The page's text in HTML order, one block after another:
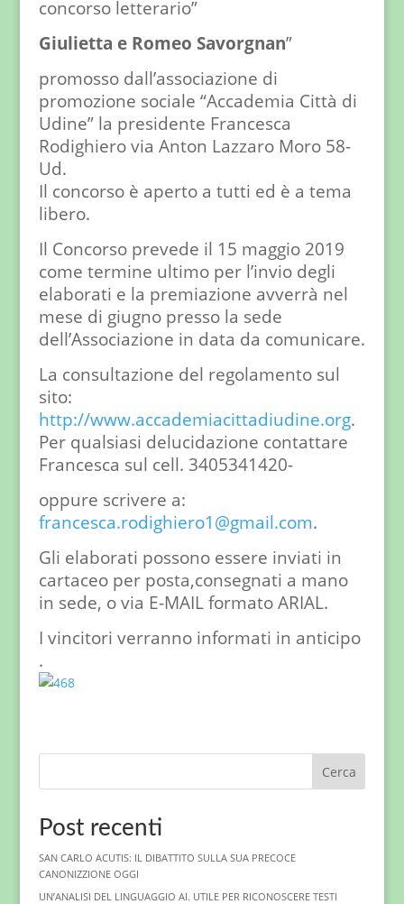
concorso letterario”
Giulietta e Romeo Savorgnan”
promosso dall’associazione di
promozione sociale “Accademia Città di
Udine” la presidente Francesca
Rodighiero via Anton Lazzaro Moro 58-
Ud.
Il concorso è aperto a tutti ed è a tema
libero.
Il Concorso prevede il 15 maggio 2019
come termine ultimo per l’invio degli
elaborati e la premiazione avverrà nel
mese di giugno presso la sede
dell’Associazione in data da comunicare.
La consultazione del regolamento sul
sito:
http://www.accademiacittadiudine.org.
Per qualsiasi delucidazione contattare
Francesca sul cell. 3405341420-
oppure scrivere a:
francesca.rodighiero1@gmail.com.
Gli elaborati possono essere inviati in
cartaceo per posta,consegnati a mano
in sede, o via E-MAIL formato ARIAL.
I vincitori verranno informati in anticipo
.
Cerca
Post recenti
SAN CARLO ACUTIS: IL DIBATTITO SULLA SUA PRECOCE
CANONIZZIONE OGGI
UN’ANALISI DEL LINGUAGGIO AI. UTILE PER RICONOSCERE TESTI